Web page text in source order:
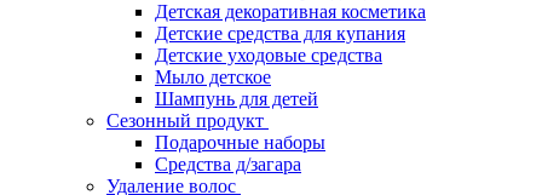
Детская декоративная косметика
Детские средства для купания
Детские уходовые средства
Мыло детское
Шампунь для детей
Сезонный продукт
Подарочные наборы
Средства д/загара
Удаление волос